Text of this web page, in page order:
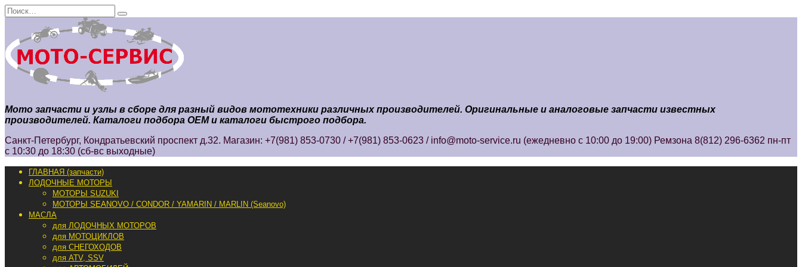
Перейти
к
содержанию
Search
for:
Мото запчасти и узлы в сборе для разный видов мототехники различных производителей. Оригинальные и аналоговые запчасти известных
производителей. Каталоги подбора ОЕМ и каталоги быстрого подбора.
Санкт-Петербург, Кондратьевский проспект д.32. Магазин: +7(981) 853-0730 / +7(981) 853-0623 / info@moto-service.ru (ежедневно с 10:00 до 19:00) Ремзона 8(812) 296-6362 пн-пт
с 10:30 до 18:30 (сб-вс выходные)
ГЛАВНАЯ (запчасти)
ЛОДОЧНЫЕ МОТОРЫ
МОТОРЫ SUZUKI
МОТОРЫ SEANOVO / CONDOR / YAMARIN / MARLIN (Seanovo)
МАСЛА
для ЛОДОЧНЫХ МОТОРОВ
для МОТОЦИКЛОВ
для СНЕГОХОДОВ
для ATV, SSV